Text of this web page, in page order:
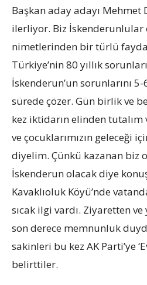
Başkan aday adayı Mehmet
ilerliyor. Biz İskenderunlular
nimetlerinden bir türlü
Türkiye’nin 80 yıllık
İskenderun’un sorunlarını
sürede çözer. Gün birlik ve
kez iktidarın elinden tutalım
ve çocuklarımızın geleceği
diyelim. Çünkü kazanan biz
İskenderun olacak diye
Kavaklıoluk Köyü’nde
sıcak ilgi vardı. Ziyaretten
son derece memnunluk
sakinleri bu kez AK Parti’ye
belirttiler.